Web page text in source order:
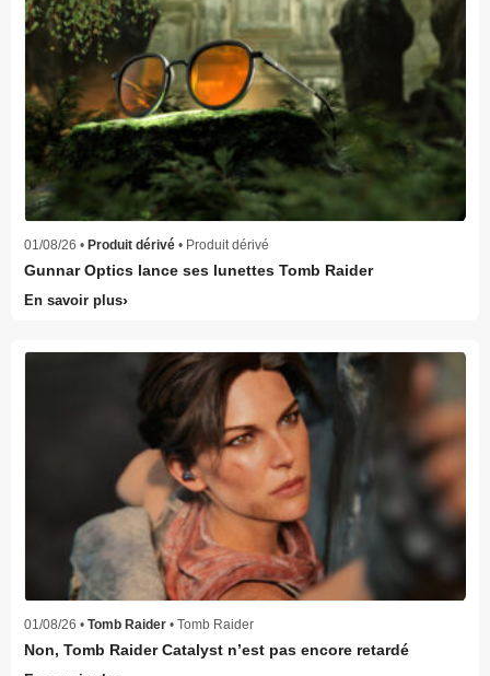
01/08/26 • Produit dérivé • Produit dérivé
Gunnar Optics lance ses lunettes Tomb Raider
En savoir plus
01/08/26 • Tomb Raider • Tomb Raider
Non, Tomb Raider Catalyst n’est pas encore retardé